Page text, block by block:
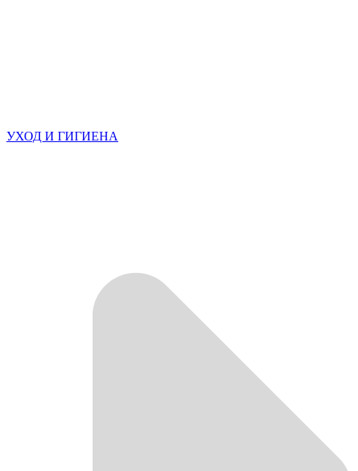
УХОД И ГИГИЕНА